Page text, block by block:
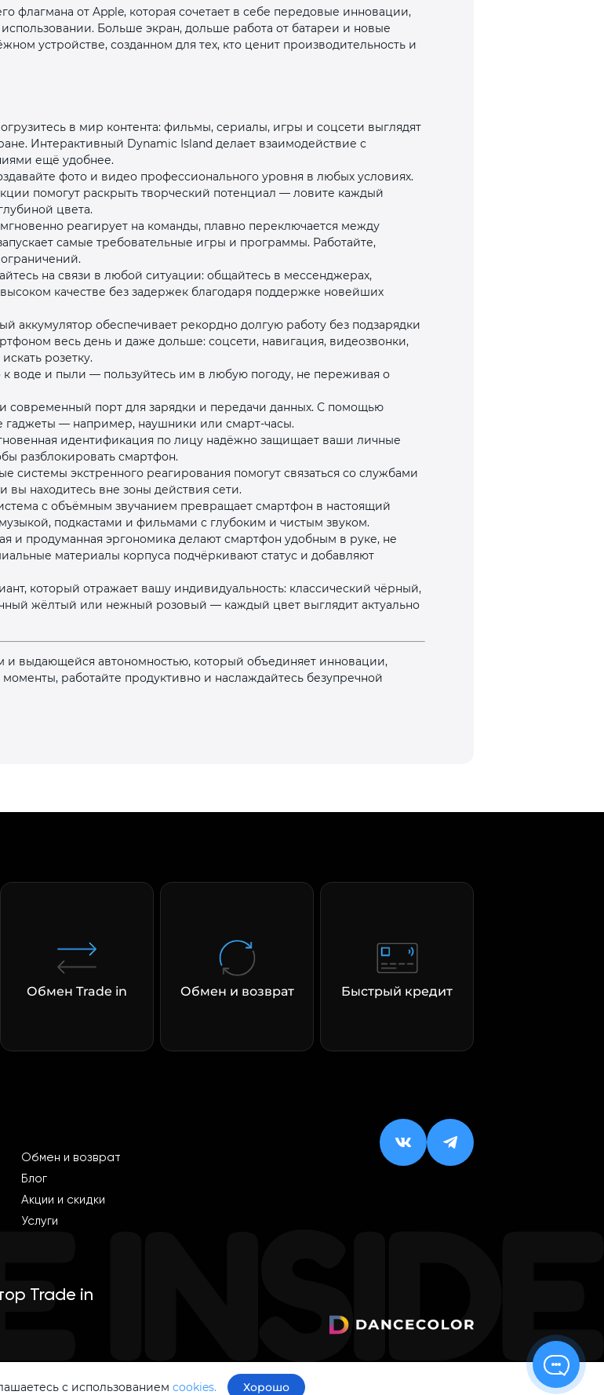
флагмана от Apple, которая сочетает в себе передовые инновации,
Больше экран, дольше работа от батареи и новые
устройстве, созданном для тех, кто ценит производительность и
в мир контента: фильмы, сериалы, игры и соцсети выглядят
Интерактивный Dynamic Island делает взаимодействие с
ещё удобнее.
фото и видео профессионального уровня в любых условиях.
помогут раскрыть творческий потенциал — ловите каждый
цвета.
реагирует на команды, плавно переключается между
самые требовательные игры и программы. Работайте,
на связи в любой ситуации: общайтесь в мессенджерах,
качестве без задержек благодаря поддержке новейших
аккумулятор обеспечивает рекордно долгую работу без подзарядки
весь день и даже дольше: соцсети, навигация, видеозвонки,
розетку.
к воде и пыли — пользуйтесь им в любую погоду, не переживая о
современный порт для зарядки и передачи данных. С помощью
гаджеты — например, наушники или смарт‑часы.
идентификация по лицу надёжно защищает ваши личные
разблокировать смартфон.
системы экстренного реагирования помогут связаться со службами
вы находитесь вне зоны действия сети.
с объёмным звучанием превращает смартфон в настоящий
подкастами и фильмами с глубоким и чистым звуком.
и продуманная эргономика делают смартфон удобным в руке, не
материалы корпуса подчёркивают статус и добавляют
который отражает вашу индивидуальность: классический чёрный,
жёлтый или нежный розовый — каждый цвет выглядит актуально
выдающейся автономностью, который объединяет инновации,
работайте продуктивно и наслаждайтесь безупречной
Обмен Trade in Обмен и возврат Быстрый кредит
Обмен и возврат
Блог
Акции и скидки
Услуги
Trade in
Политика конфиденциальностиОферта
с использованием cookies. Хорошо
раз в 2 недели